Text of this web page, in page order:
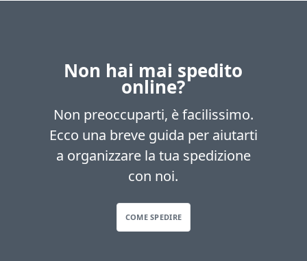
Non hai mai spedito
online?
Non preoccuparti, è facilissimo.
Ecco una breve guida per aiutarti
a organizzare la tua spedizione
con noi.
COME SPEDIRE